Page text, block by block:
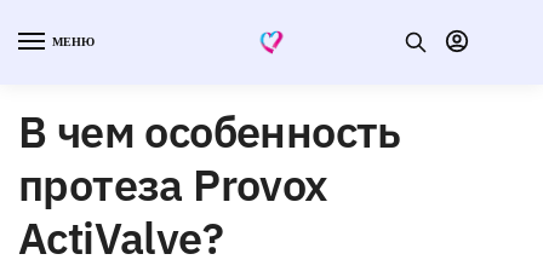
МЕНЮ
В чем особенность
протеза Provox
ActiValve?